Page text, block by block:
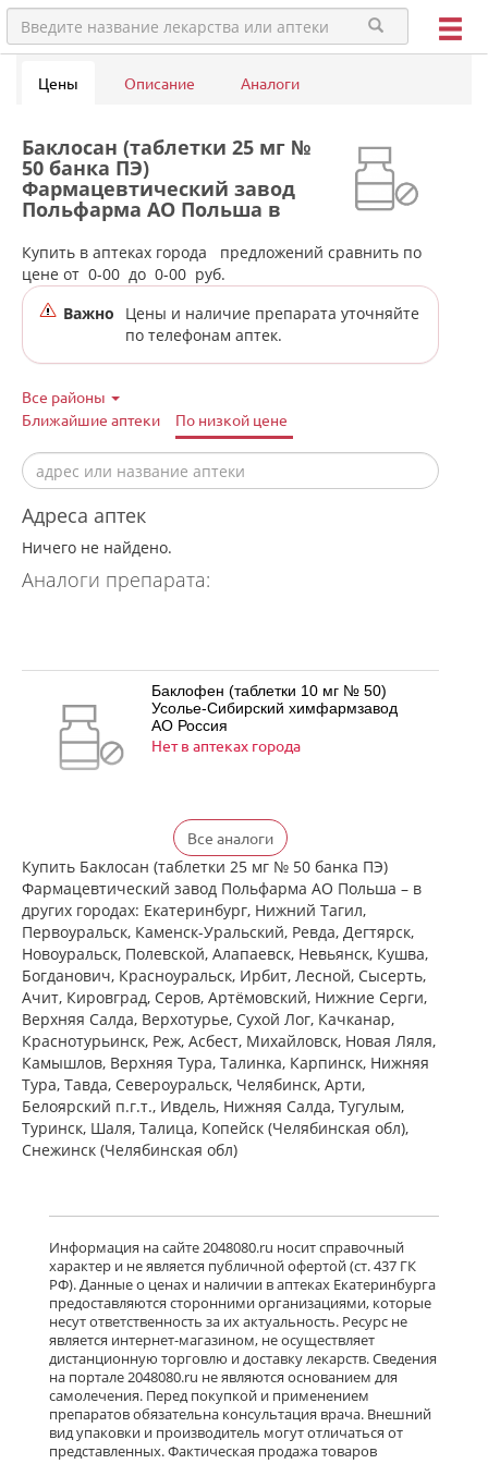
Цены Описание Аналоги
Баклосан (таблетки 25 мг №
50 банка ПЭ)
Фармацевтический завод
Польфарма АО Польша в
аптеках города Серова
Купить в аптеках города
предложений сравнить по
цене от 0-00 до 0-00 руб.
Важно
Цены и наличие препарата уточняйте
по телефонам аптек.
Все районы
Ближайшие аптеки
По низкой цене
Адреса аптек
Ничего не найдено.
Аналоги препарата:
Баклофен (таблетки 10 мг № 50)
Усолье-Сибирский химфармзавод
АО Россия
Нет в аптеках города
Баклофен (таблетки 25 мг № 50)
Усолье-Сибирский химфармзавод
АО Россия
Нет в аптеках города
Баклосан (таблетки 10 мг № 50 банка
ПЭ) Фармацевтический завод
Польфарма АО Польша
Нет в аптеках города
Баклосан (таблетки 25 мг № 50 банка
ПЭ) Фармацевтический завод
Польфарма АО Польша
Нет в аптеках города
Лиорезал Интратекальный (раствор
для интратекального введения 0,05
мг/мл 1 мл № 5 амп. ) Новартис
Фарма Штейн АГ Швейцария
Нет в аптеках города
достигнут конец страницы
Все аналоги
Купить Баклосан (таблетки 25 мг № 50 банка ПЭ)
Фармацевтический завод Польфарма АО Польша – в
других городах: Екатеринбург, Нижний Тагил,
Первоуральск, Каменск-Уральский, Ревда, Дегтярск,
Новоуральск, Полевской, Алапаевск, Невьянск, Кушва,
Богданович, Красноуральск, Ирбит, Лесной, Сысерть,
Ачит, Кировград, Серов, Артёмовский, Нижние Cерги,
Верхняя Салда, Верхотурье, Сухой Лог, Качканар,
Краснотурьинск, Реж, Асбест, Михайловск, Новая Ляля,
Камышлов, Верхняя Тура, Талинка, Карпинск, Нижняя
Тура, Тавда, Североуральск, Челябинск, Арти,
Белоярский п.г.т., Ивдель, Нижняя Салда, Тугулым,
Туринск, Шаля, Талица, Копейск (Челябинская обл),
Снежинск (Челябинская обл)
Информация на сайте 2048080.ru носит справочный
характер и не является публичной офертой (ст. 437 ГК
РФ). Данные о ценах и наличии в аптеках Екатеринбурга
предоставляются сторонними организациями, которые
несут ответственность за их актуальность. Ресурс не
является интернет-магазином, не осуществляет
дистанционную торговлю и доставку лекарств. Сведения
на портале 2048080.ru не являются основанием для
самолечения. Перед покупкой и применением
препаратов обязательна консультация врача. Внешний
вид упаковки и производитель могут отличаться от
представленных. Фактическая продажа товаров